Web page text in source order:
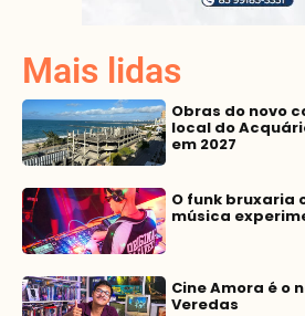
Mais lidas
Obras do novo
local do
em 2027
O funk bruxaria
música
Cine Amora é o
Veredas